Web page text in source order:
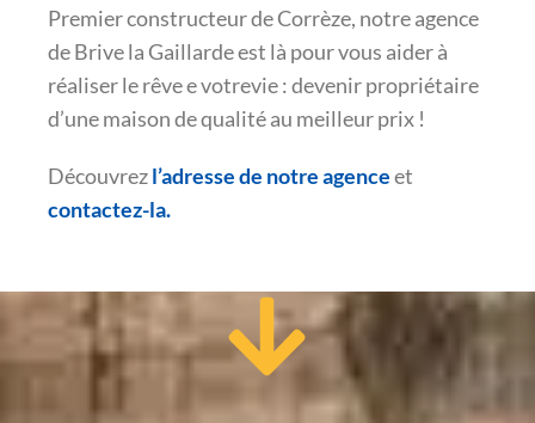
Premier constructeur de Corrèze, notre agence
de Brive la Gaillarde est là pour vous aider à
réaliser le rêve e votrevie : devenir propriétaire
d’une maison de qualité au meilleur prix !
Découvrezl’adresse de notre agenceet
contactez-la.